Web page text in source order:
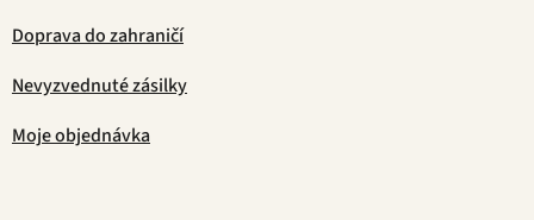
Doprava do zahraničí
Nevyzvednuté zásilky
Moje objednávka